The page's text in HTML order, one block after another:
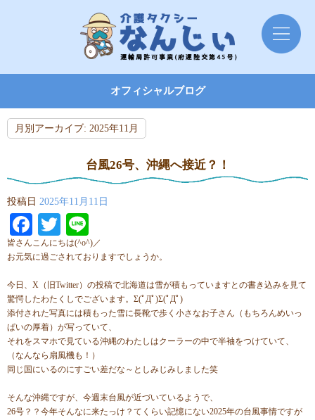
オフィシャルブログ
月別アーカイブ: 2025年11月
台風26号、沖縄へ接近？！
投稿日 2025年11月11日
Facebook
Twitter
皆さんこんにちは(^o^)／
お元気に過ごされておりますでしょうか。
今日、X（旧Twitter）の投稿で北海道は雪が積もっていますとの書き込みを見て
驚愕したわたくしでございます。Σ(ﾟДﾟ)Σ(ﾟДﾟ)
添付された写真には積もった雪に長靴で歩く小さなお子さん（もちろんめいっ
ぱいの厚着）が写っていて、
それをスマホで見ている沖縄のわたしはクーラーの中で半袖をつけていて、
（なんなら扇風機も！）
同じ国にいるのにすごい差だな～としみじみしました笑
そんな沖縄ですが、今週末台風が近づいているようで、
26号？？今年そんなに来たっけ？てくらい記憶にない2025年の台風事情ですが